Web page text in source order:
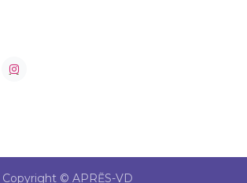
Copyright © APRẼS-VD